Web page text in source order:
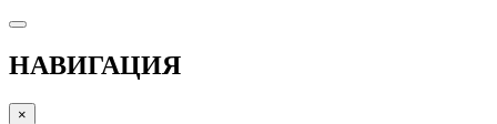
НАВИГАЦИЯ
×